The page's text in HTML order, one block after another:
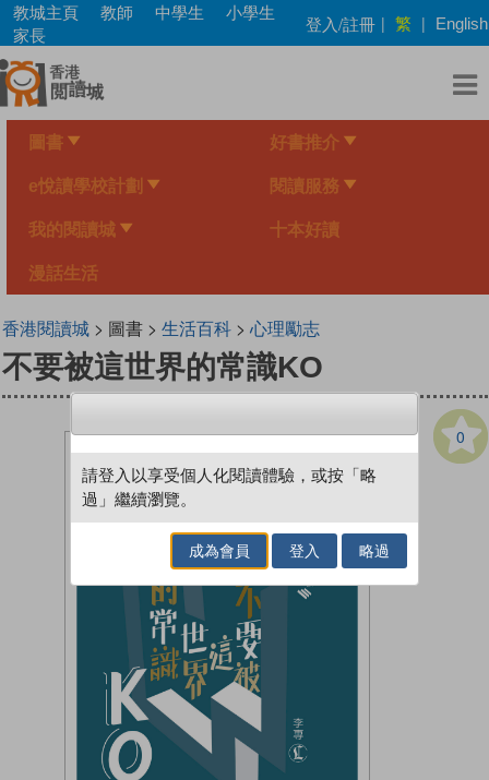
Skip
main
content
教城主頁 教師 中學生
小學生
家長
登入/註冊 | 繁 | English
圖書 好書推介
e悅讀學校計劃 閱讀服務
我的閱讀城 十本好讀
漫話生活
香港閱讀城> 圖書 > 生活百科> 心理勵志
不要被這世界的常識KO
0
請登入以享受個人化閱讀體驗，或按「略
過」繼續瀏覽。
成為會員 登入 略過